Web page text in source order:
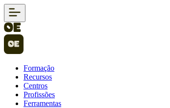
Formação
Recursos
Centros
Profissões
Ferramentas